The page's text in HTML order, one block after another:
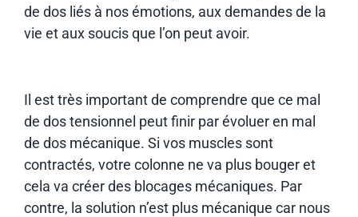
de dos liés à nos émotions, aux demandes de la
vie et aux soucis que l’on peut avoir.
Il est très important de comprendre que ce mal
de dos tensionnel peut finir par évoluer en mal
de dos mécanique. Si vos muscles sont
contractés, votre colonne ne va plus bouger et
cela va créer des blocages mécaniques. Par
contre, la solution n’est plus mécanique car nous